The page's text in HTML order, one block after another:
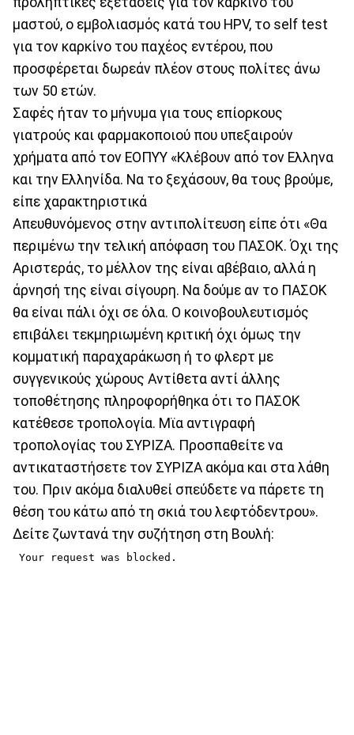
μαστού, ο εμβολιασμός κατά του HPV, το self test
για τον καρκίνο του παχέος εντέρου, που
προσφέρεται δωρεάν πλέον στους πολίτες άνω
των 50 ετών.
Σαφές ήταν το μήνυμα για τους επίορκους
γιατρούς και φαρμακοποιού που υπεξαιρούν
χρήματα από τον ΕΟΠΥΥ «Κλέβουν από τον Ελληνα
και την Ελληνίδα. Να το ξεχάσουν, θα τους βρούμε,
είπε χαρακτηριστικά
Απευθυνόμενος στην αντιπολίτευση είπε ότι «Θα
περιμένω την τελική απόφαση του ΠΑΣΟΚ. Όχι της
Αριστεράς, το μέλλον της είναι αβέβαιο, αλλά η
άρνησή της είναι σίγουρη. Να δούμε αν το ΠΑΣΟΚ
θα είναι πάλι όχι σε όλα. Ο κοινοβουλευτισμός
επιβάλει τεκμηριωμένη κριτική όχι όμως την
κομματική παραχαράκωση ή το φλερτ με
συγγενικούς χώρους Αντίθετα αντί άλλης
τοποθέτησης πληροφορήθηκα ότι το ΠΑΣΟΚ
κατέθεσε τροπολογία. Μϊα αντιγραφή
τροπολογίας του ΣΥΡΙΖΑ. Προσπαθείτε να
αντικαταστήσετε τον ΣΥΡΙΖΑ ακόμα και στα λάθη
του. Πριν ακόμα διαλυθεί σπεύδετε να πάρετε τη
θέση του κάτω από τη σκιά του λεφτόδεντρου».
Δείτε ζωντανά την συζήτηση στη Βουλή: